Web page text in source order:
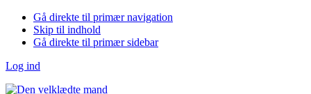
Gå direkte til primær navigation
Skip til indhold
Gå direkte til primær sidebar
Log ind